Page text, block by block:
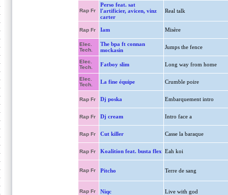
Rap Fr
Perso feat. sat
l'artificier, avicen, vinz
carter
Real talk
Rap Fr Iam Misère
Elec.
Tech.
The bpa ft connan
mockasin
Jumps the fence
Elec.
Tech.
Fatboy slim Long way from home
Elec.
Tech.
La fine équipe Crumble poire
Rap Fr Dj poska Embarquement intro
Rap Fr Dj cream Intro face a
Rap Fr Cut killer Casse la baraque
Rap Fr Koalition feat. busta flex Eah koi
Rap Fr Pitcho Terre de sang
Rap Fr Niqc Live with god